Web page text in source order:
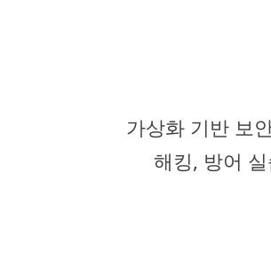
가상화 기반 보
해킹, 방어